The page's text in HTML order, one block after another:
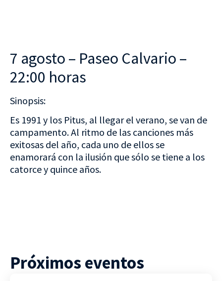
7 agosto – Paseo Calvario –
22:00 horas
Sinopsis:
Es 1991 y los Pitus, al llegar el verano, se van de
campamento. Al ritmo de las canciones más
exitosas del año, cada uno de ellos se
enamorará con la ilusión que sólo se tiene a los
catorce y quince años.
Próximos eventos